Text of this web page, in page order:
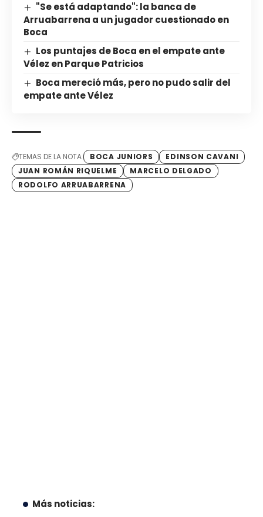
"Se está adaptando": la banca de
Arruabarrena a un jugador cuestionado en
Boca
Los puntajes de Boca en el empate ante
Vélez en Parque Patricios
Boca mereció más, pero no pudo salir del
empate ante Vélez
TEMAS DE LA NOTA BOCA JUNIORS
EDINSON CAVANI
JUAN ROMÁN RIQUELME
MARCELO DELGADO
RODOLFO ARRUABARRENA
Más noticias: